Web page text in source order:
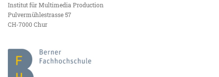
Institut für Multimedia Production
Pulvermühlestrasse 57
CH-7000 Chur